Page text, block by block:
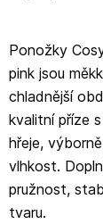
Ponožky
pink jsou
chladnější
kvalitní příze
hřeje,
vlhkost.
pružnost,
tvaru.